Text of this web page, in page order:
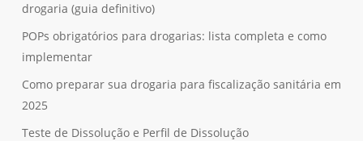
drogaria (guia definitivo)
POPs obrigatórios para drogarias: lista completa e como
implementar
Como preparar sua drogaria para fiscalização sanitária em
2025
Teste de Dissolução e Perfil de Dissolução